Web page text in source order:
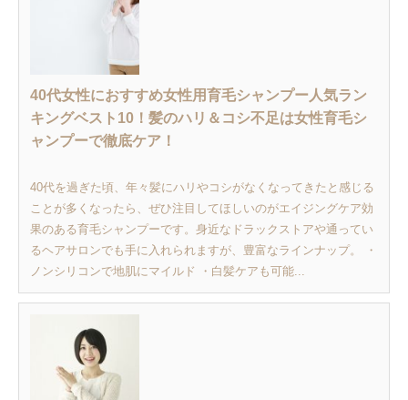
40代女性におすすめ女性用育毛シャンプー人気ラン
キングベスト10！髪のハリ＆コシ不足は女性育毛シ
ャンプーで徹底ケア！
40代を過ぎた頃、年々髪にハリやコシがなくなってきたと感じる
ことが多くなったら、ぜひ注目してほしいのがエイジングケア効
果のある育毛シャンプーです。身近なドラックストアや通ってい
るヘアサロンでも手に入れられますが、豊富なラインナップ。 ・
ノンシリコンで地肌にマイルド ・白髪ケアも可能...